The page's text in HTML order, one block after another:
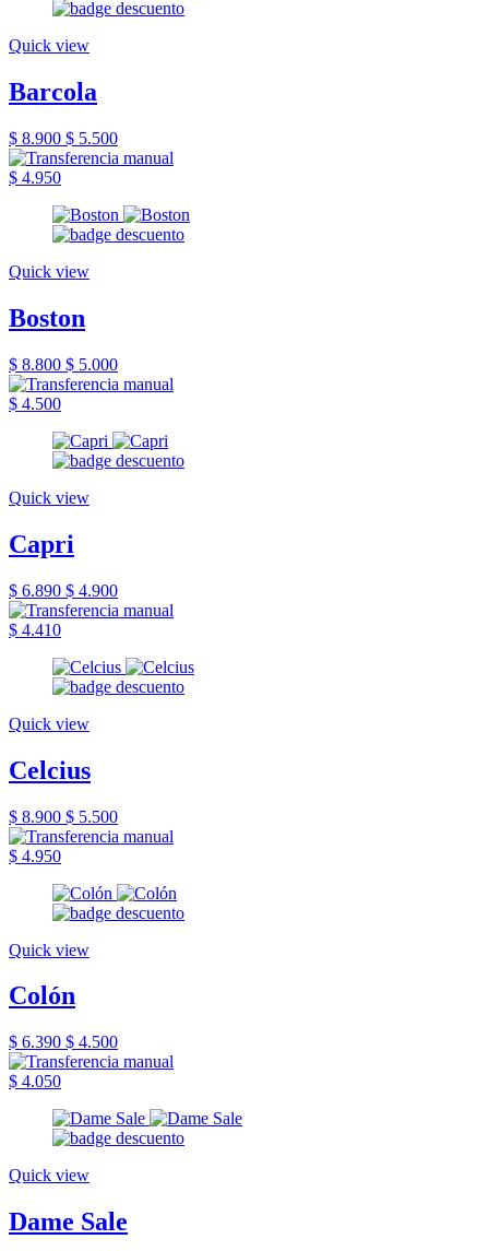
Quick view
Barcola
$ 8.900 $ 5.500
$ 4.950
Quick view
Boston
$ 8.800 $ 5.000
$ 4.500
Quick view
Capri
$ 6.890 $ 4.900
$ 4.410
Quick view
Celcius
$ 8.900 $ 5.500
$ 4.950
Quick view
Colón
$ 6.390 $ 4.500
$ 4.050
Quick view
Dame Sale